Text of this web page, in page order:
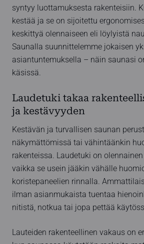
syntyy luottamuksesta rakenteisiin.
kestää ja se on sijoitettu
keskittyä olennaiseen eli löylyistä
Saunalla suunnittelemme jokaisen
asiantuntemuksella – näin saunasi
käsissä.
Laudetuki takaa
ja kestävyyden
Kestävän ja turvallisen saunan
näkymättömissä tai vähintäänkin
rakenteissa. Laudetuki on
vaikka se usein jääkin vähälle
koristepaneelien rinnalla.
ilman asianmukaista tuentaa
nitistä, notkua tai jopa pettää
Lauteiden rakenteellinen vakaus on